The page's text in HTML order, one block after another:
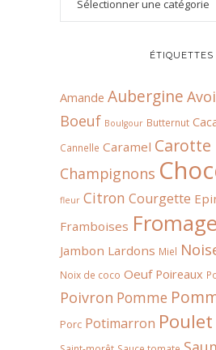
ÉTIQUETTES
Amande Aubergine
Boeuf Boulgour Butternut
Cannelle Caramel Carotte
Champignons
fleur Citron Courgette
Framboises Fromage
Jambon Lardons Miel
Noix de coco Oeuf Poireaux
Poivron Pomme
Porc Potimarron Poulet